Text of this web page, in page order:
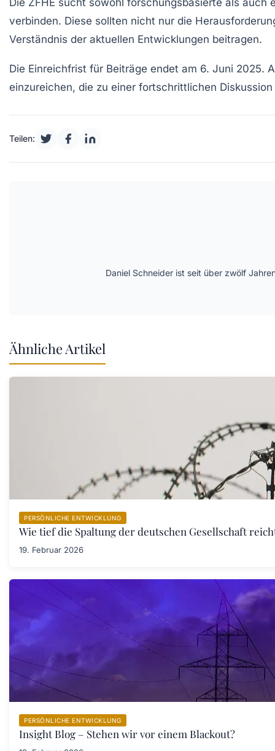
verbinden. Diese sollten nicht nur die
Verständnis der aktuellen Entwicklungen beitragen.
Die Einreichfrist für Beiträge endet am 6. Juni 2025.
einzureichen, die zu einer fortschrittlichen
Teilen:
Daniel Schneider ist seit über zwölf
Ähnliche Artikel
PERSÖNLICHE ENTWICKLUNG
Wie tief die Spaltung der deutschen Gesellschaft
19. Februar 2026
PERSÖNLICHE ENTWICKLUNG
Insight Blog – Stehen wir vor einem Blackout?